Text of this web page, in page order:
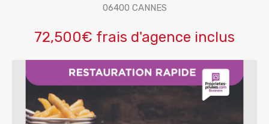
06400 CANNES
72,500€ frais d'agence inclus